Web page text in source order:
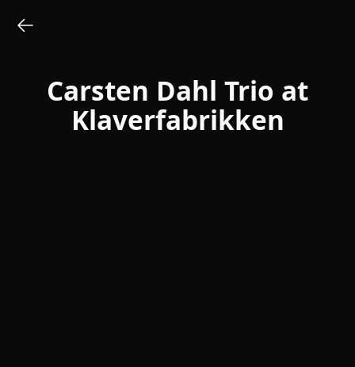
Carsten Dahl Trio at
Klaverfabrikken